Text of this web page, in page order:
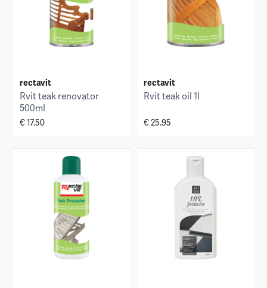
rectavit
Rvit teak renovator
500ml
€ 17.50
rectavit
Rvit teak oil 1l
€ 25.95